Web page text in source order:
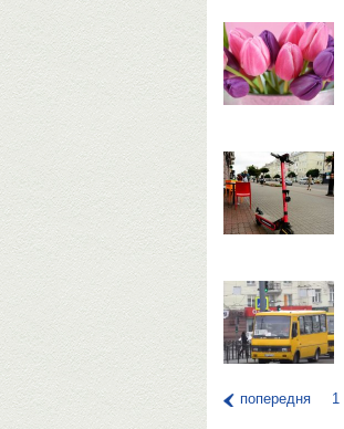
попередня 1